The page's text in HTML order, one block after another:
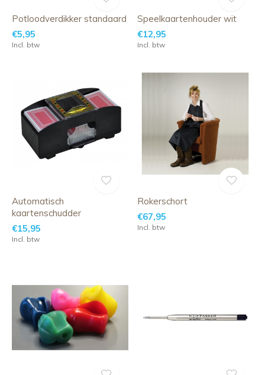
Potloodverdikker standaard
€5,95
Incl. btw
Speelkaartenhouder wit
€12,95
Incl. btw
Automatisch
kaartenschudder
€15,95
Incl. btw
Rokerschort
€67,95
Incl. btw